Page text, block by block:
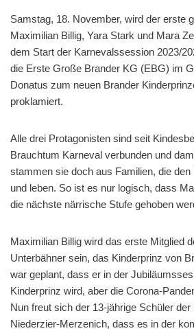
Samstag, 18. November, wird der erste
Maximilian Billig, Yara Stark und Mara
dem Start der Karnevalssession 2023/
die Erste Große Brander KG (EBG) im
Donatus zum neuen Brander
proklamiert.
Alle drei Protagonisten sind seit
Brauchtum Karneval verbunden und
stammen sie doch aus Familien, die
und leben. So ist es nur logisch, dass
die nächste närrische Stufe gehoben
Maximilian Billig wird das erste Mitglied
Unterbähner sein, das Kinderprinz von
war geplant, dass er in der
Kinderprinz wird, aber die Corona-
Nun freut sich der 13-jährige Schüler
Niederzier-Merzenich, dass es in der